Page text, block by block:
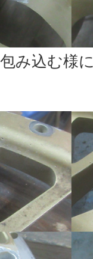
み込む様